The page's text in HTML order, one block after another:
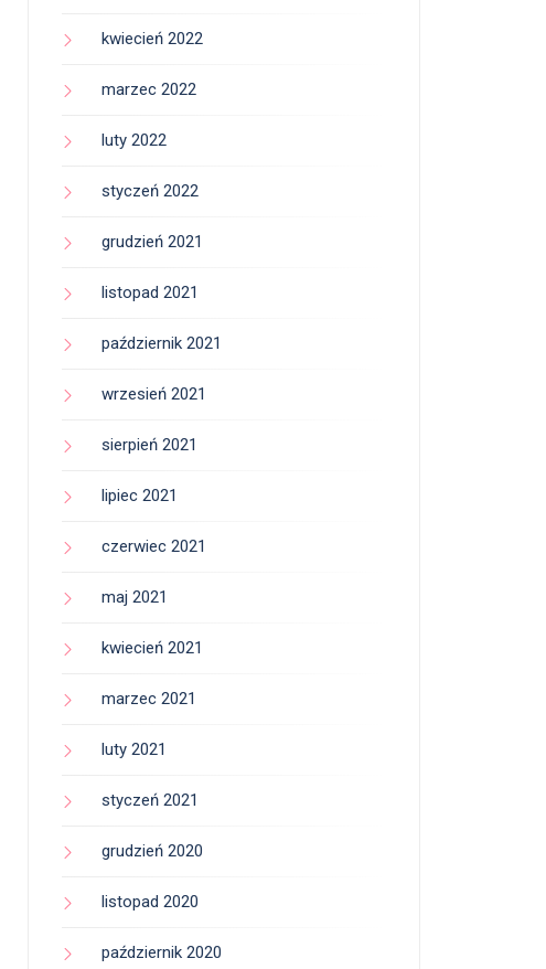
kwiecień 2022
marzec 2022
luty 2022
styczeń 2022
grudzień 2021
listopad 2021
październik 2021
wrzesień 2021
sierpień 2021
lipiec 2021
czerwiec 2021
maj 2021
kwiecień 2021
marzec 2021
luty 2021
styczeń 2021
grudzień 2020
listopad 2020
październik 2020